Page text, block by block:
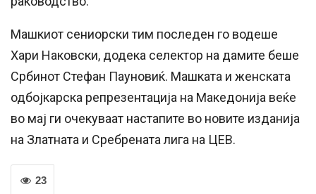
Машкиот сениорски тим последен го водеше
Хари Наковски, додека селектор на дамите беше
Србинот Стефан Пауновиќ. Машката и женската
одбојкарска репрезентација на Македонија веќе
во мај ги очекуваат настапите во новите изданија
на Златната и Сребрената лига на ЦЕВ.
23